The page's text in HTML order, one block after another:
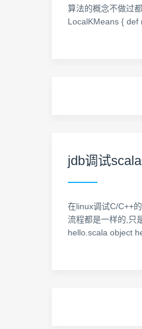
算法的概念不做过
LocalKMeans { def
jdb调试
在linux调试C/C++
流程都是一样的,只
hello.scala object